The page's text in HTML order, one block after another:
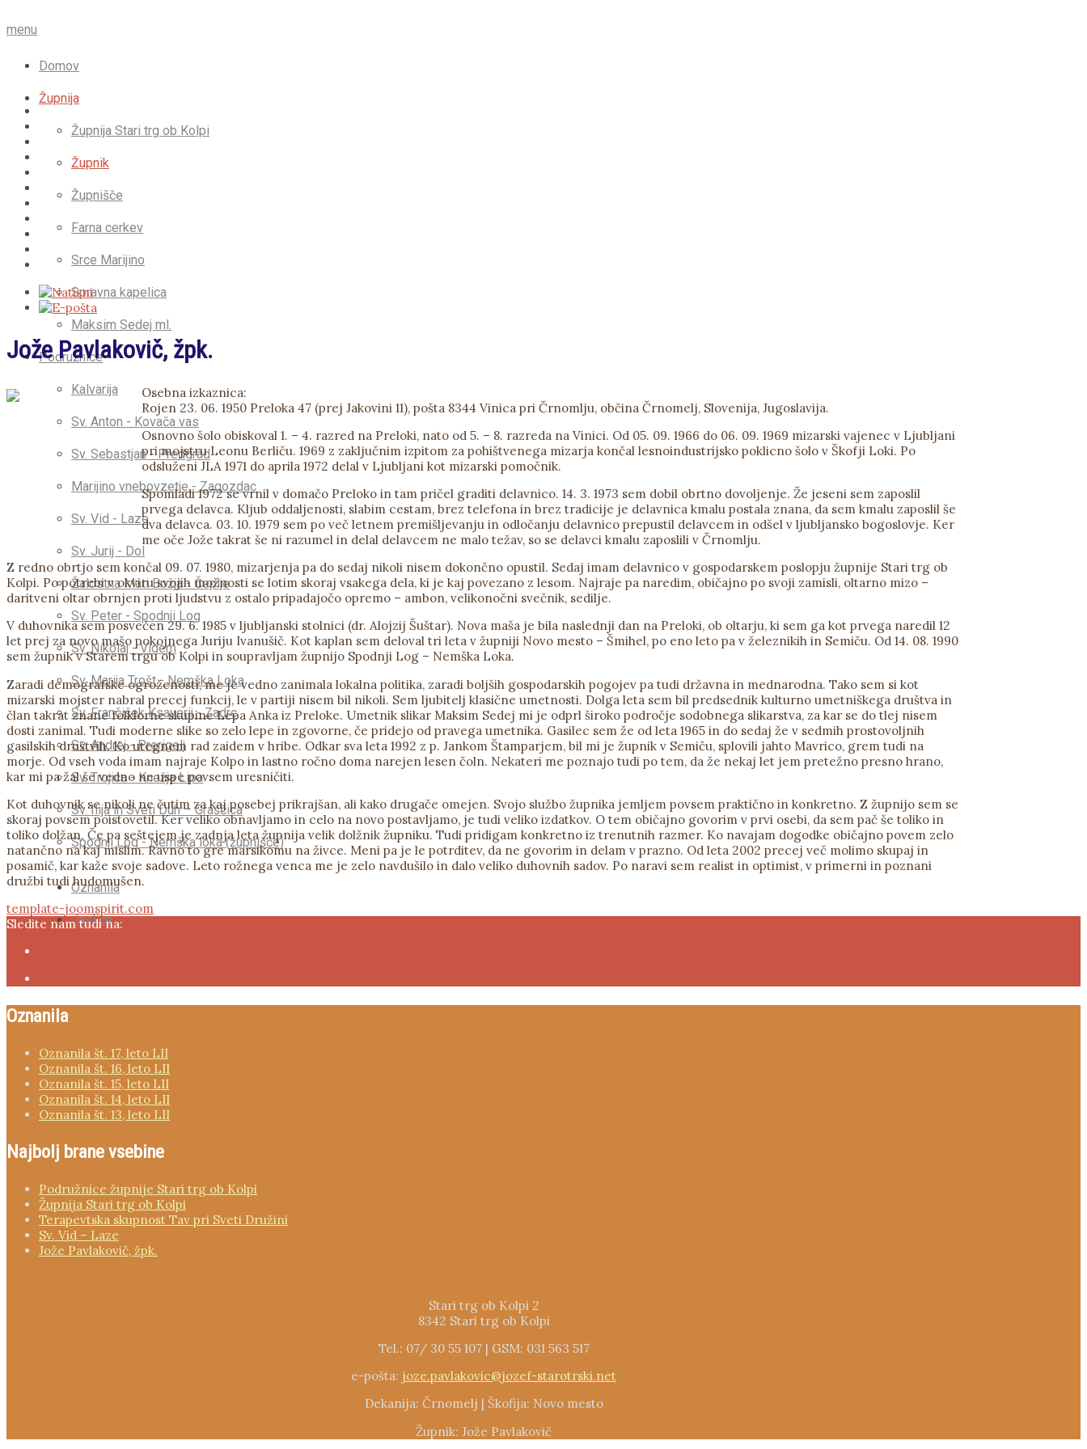
menu
Domov
Župnija
Župnija Stari trg ob Kolpi
Župnik
Župnišče
Farna cerkev
Srce Marijino
Spravna kapelica
Maksim Sedej ml.
Podružnice
Kalvarija
Sv. Anton - Kovača vas
Sv. Sebastjan - Predgrad
Marijino vnebovzetje - Zagozdac
Sv. Vid - Laze
Sv. Jurij - Dol
Žalostna Mati Božja - Čeplje
Sv. Peter - Spodnji Log
Sv. Nikolaj - Videm
Sv. Marija Trošt - Nemška Loka
Sv. Frančišek Ksaverij - Zadrc
Sv. Andrej - Prerigelj
Sv. Trojica - Knežja Lipa
Sv. Ilija in Sveti Duh – Graščica
Spodnji Log - Nemška loka (župnišče)
Oznanila
Jaslice
Jože Pavlakovič, žpk.
Osebna izkaznica:
Rojen 23. 06. 1950 Preloka 47 (prej Jakovini 11), pošta 8344 Vinica pri Črnomlju, občina Črnomelj, Slovenija, Jugoslavija.
Osnovno šolo obiskoval 1. – 4. razred na Preloki, nato od 5. – 8. razreda na Vinici. Od 05. 09. 1966 do 06. 09. 1969 mizarski vajenec v Ljubljani
pri mojstru Leonu Berliču. 1969 z zaključnim izpitom za pohištvenega mizarja končal lesnoindustrijsko poklicno šolo v Škofji Loki. Po
odsluženi JLA 1971 do aprila 1972 delal v Ljubljani kot mizarski pomočnik.
Spomladi 1972 se vrnil v domačo Preloko in tam pričel graditi delavnico. 14. 3. 1973 sem dobil obrtno dovoljenje. Že jeseni sem zaposlil
prvega delavca. Kljub oddaljenosti, slabim cestam, brez telefona in brez tradicije je delavnica kmalu postala znana, da sem kmalu zaposlil še
dva delavca. 03. 10. 1979 sem po več letnem premišljevanju in odločanju delavnico prepustil delavcem in odšel v ljubljansko bogoslovje. Ker
me oče Jože takrat še ni razumel in delal delavcem ne malo težav, so se delavci kmalu zaposlili v Črnomlju.
Z redno obrtjo sem končal 09. 07. 1980, mizarjenja pa do sedaj nikoli nisem dokončno opustil. Sedaj imam delavnico v gospodarskem poslopju župnije Stari trg ob
Kolpi. Po potrebi v okviru svojih možnosti se lotim skoraj vsakega dela, ki je kaj povezano z lesom. Najraje pa naredim, običajno po svoji zamisli, oltarno mizo –
daritveni oltar obrnjen proti ljudstvu z ostalo pripadajočo opremo – ambon, velikonočni svečnik, sedilje.
V duhovnika sem posvečen 29. 6. 1985 v ljubljanski stolnici (dr. Alojzij Šuštar). Nova maša je bila naslednji dan na Preloki, ob oltarju, ki sem ga kot prvega naredil 12
let prej za novo mašo pokojnega Juriju Ivanušič. Kot kaplan sem deloval tri leta v župniji Novo mesto – Šmihel, po eno leto pa v železnikih in Semiču. Od 14. 08. 1990
sem župnik v Starem trgu ob Kolpi in soupravljam župnijo Spodnji Log – Nemška Loka.
Zaradi demografske ogroženosti, me je vedno zanimala lokalna politika, zaradi boljših gospodarskih pogojev pa tudi državna in mednarodna. Tako sem si kot
mizarski mojster nabral precej funkcij, le v partiji nisem bil nikoli. Sem ljubitelj klasične umetnosti. Dolga leta sem bil predsednik kulturno umetniškega društva in
član takrat znane folklorne skupine Lepa Anka iz Preloke. Umetnik slikar Maksim Sedej mi je odprl široko področje sodobnega slikarstva, za kar se do tlej nisem
dosti zanimal. Tudi moderne slike so zelo lepe in zgovorne, če pridejo od pravega umetnika. Gasilec sem že od leta 1965 in do sedaj že v sedmih prostovoljnih
gasilskih društvih. Ko utegnem rad zaidem v hribe. Odkar sva leta 1992 z p. Jankom Štamparjem, bil mi je župnik v Semiču, splovili jahto Mavrico, grem tudi na
morje. Od vseh voda imam najraje Kolpo in lastno ročno doma narejen lesen čoln. Nekateri me poznajo tudi po tem, da že nekaj let jem pretežno presno hrano,
kar mi pa žal še vedno ne uspe povsem uresničiti.
Kot duhovnik se nikoli ne čutim za kaj posebej prikrajšan, ali kako drugače omejen. Svojo službo župnika jemljem povsem praktično in konkretno. Z župnijo sem se
skoraj povsem poistovetil. Ker veliko obnavljamo in celo na novo postavljamo, je tudi veliko izdatkov. O tem običajno govorim v prvi osebi, da sem pač še toliko in
toliko dolžan. Če pa seštejem je zadnja leta župnija velik dolžnik župniku. Tudi pridigam konkretno iz trenutnih razmer. Ko navajam dogodke običajno povem zelo
natančno na kaj mislim. Ravno to gre marsikomu na živce. Meni pa je le potrditev, da ne govorim in delam v prazno. Od leta 2002 precej več molimo skupaj in
posamič, kar kaže svoje sadove. Leto rožnega venca me je zelo navdušilo in dalo veliko duhovnih sadov. Po naravi sem realist in optimist, v primerni in poznani
družbi tudi hudomušen.
template-joomspirit.com
Sledite nam tudi na:
Oznanila
Oznanila št. 17, leto LII
Oznanila št. 16, leto LII
Oznanila št. 15, leto LII
Oznanila št. 14, leto LII
Oznanila št. 13, leto LII
Najbolj brane vsebine
Podružnice župnije Stari trg ob Kolpi
Župnija Stari trg ob Kolpi
Terapevtska skupnost Tav pri Sveti Družini
Sv. Vid – Laze
Jože Pavlakovič, žpk.
Stari trg ob Kolpi 2
8342 Stari trg ob Kolpi
Tel.: 07/ 30 55 107 | GSM: 031 563 517
e-pošta: joze.pavlakovic@jozef-starotrski.net
Dekanija: Črnomelj | Škofija: Novo mesto
Župnik: Jože Pavlakovič